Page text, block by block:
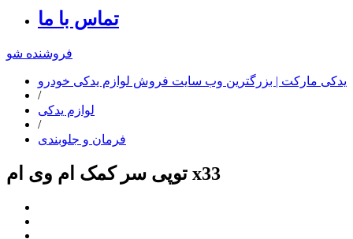
تماس با ما
فروشنده شو
یدکی مارکت | بزرگترین وب سایت فروش لوازم یدکی خودرو
/
لوازم یدکی
/
فرمان و جلوبندی
توپی سر کمک ام وی ام x33